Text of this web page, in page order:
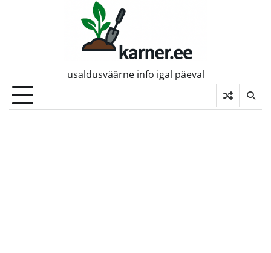
usaldusväärne info igal päeval